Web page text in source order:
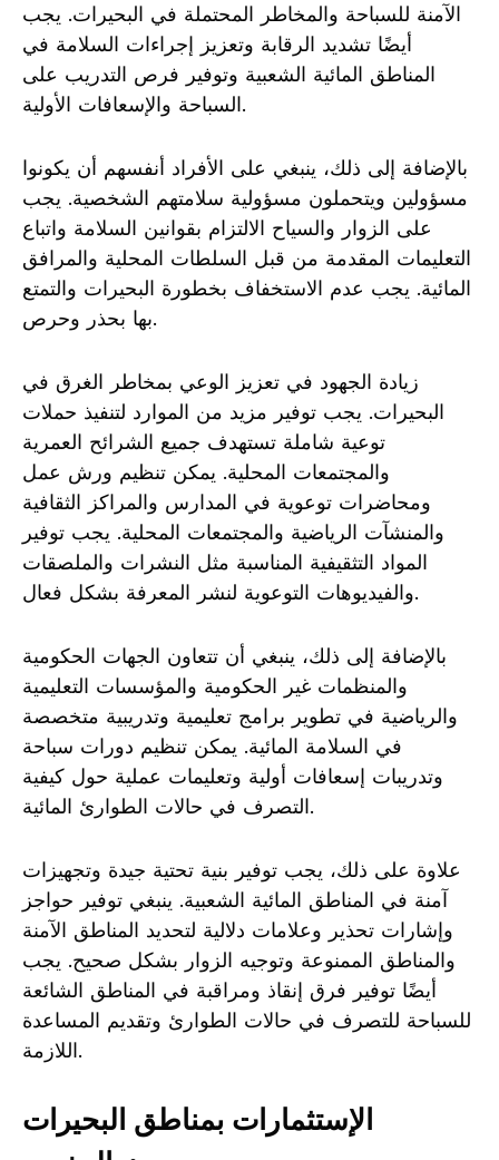
الآمنة للسباحة والمخاطر المحتملة في البحيرات. يجب
أيضًا تشديد الرقابة وتعزيز إجراءات السلامة في
المناطق المائية الشعبية وتوفير فرص التدريب على
السباحة والإسعافات الأولية.
بالإضافة إلى ذلك، ينبغي على الأفراد أنفسهم أن يكونوا
مسؤولين ويتحملون مسؤولية سلامتهم الشخصية. يجب
على الزوار والسياح الالتزام بقوانين السلامة واتباع
التعليمات المقدمة من قبل السلطات المحلية والمرافق
المائية. يجب عدم الاستخفاف بخطورة البحيرات والتمتع
بها بحذر وحرص.
زيادة الجهود في تعزيز الوعي بمخاطر الغرق في
البحيرات. يجب توفير مزيد من الموارد لتنفيذ حملات
توعية شاملة تستهدف جميع الشرائح العمرية
والمجتمعات المحلية. يمكن تنظيم ورش عمل
ومحاضرات توعوية في المدارس والمراكز الثقافية
والمنشآت الرياضية والمجتمعات المحلية. يجب توفير
المواد التثقيفية المناسبة مثل النشرات والملصقات
والفيديوهات التوعوية لنشر المعرفة بشكل فعال.
بالإضافة إلى ذلك، ينبغي أن تتعاون الجهات الحكومية
والمنظمات غير الحكومية والمؤسسات التعليمية
والرياضية في تطوير برامج تعليمية وتدريبية متخصصة
في السلامة المائية. يمكن تنظيم دورات سباحة
وتدريبات إسعافات أولية وتعليمات عملية حول كيفية
التصرف في حالات الطوارئ المائية.
علاوة على ذلك، يجب توفير بنية تحتية جيدة وتجهيزات
آمنة في المناطق المائية الشعبية. ينبغي توفير حواجز
وإشارات تحذير وعلامات دلالية لتحديد المناطق الآمنة
والمناطق الممنوعة وتوجيه الزوار بشكل صحيح. يجب
أيضًا توفير فرق إنقاذ ومراقبة في المناطق الشائعة
للسباحة للتصرف في حالات الطوارئ وتقديم المساعدة
اللازمة.
الإستثمارات بمناطق البحيرات